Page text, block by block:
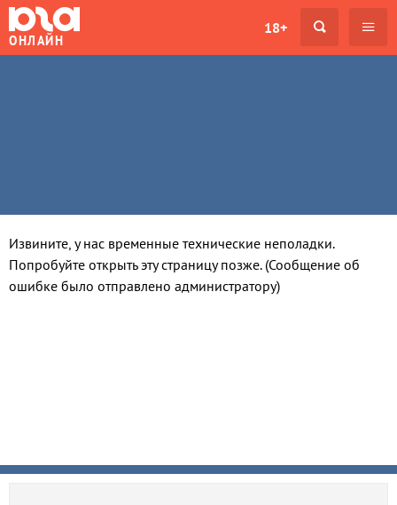
ОНЛАЙН
18+
Извините, у нас временные технические неполадки.
Попробуйте открыть эту страницу позже. (Сообщение об
ошибке было отправлено администратору)